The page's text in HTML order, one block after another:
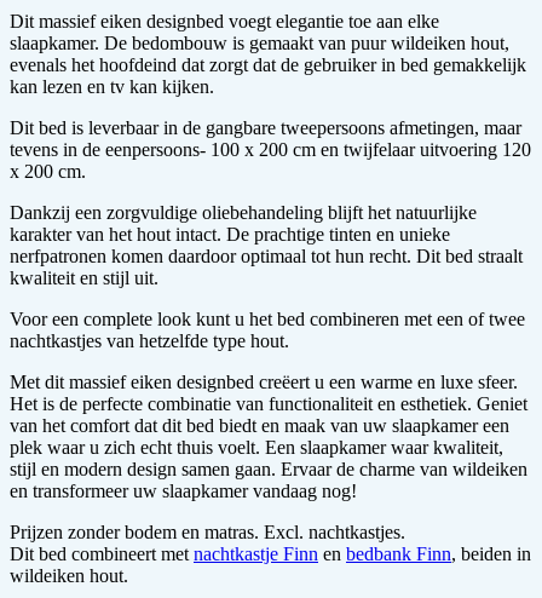
Dit massief eiken designbed voegt elegantie toe aan elke
slaapkamer. De bedombouw is gemaakt van puur wildeiken hout,
evenals het hoofdeind dat zorgt dat de gebruiker in bed gemakkelijk
kan lezen en tv kan kijken.
Dit bed is leverbaar in de gangbare tweepersoons afmetingen, maar
tevens in de eenpersoons- 100 x 200 cm en twijfelaar uitvoering 120
x 200 cm.
Dankzij een zorgvuldige oliebehandeling blijft het natuurlijke
karakter van het hout intact. De prachtige tinten en unieke
nerfpatronen komen daardoor optimaal tot hun recht. Dit bed straalt
kwaliteit en stijl uit.
Voor een complete look kunt u het bed combineren met een of twee
nachtkastjes van hetzelfde type hout.
Met dit massief eiken designbed creëert u een warme en luxe sfeer.
Het is de perfecte combinatie van functionaliteit en esthetiek. Geniet
van het comfort dat dit bed biedt en maak van uw slaapkamer een
plek waar u zich echt thuis voelt. Een slaapkamer waar kwaliteit,
stijl en modern design samen gaan. Ervaar de charme van wildeiken
en transformeer uw slaapkamer vandaag nog!
Prijzen zonder bodem en matras. Excl. nachtkastjes.
Dit bed combineert met nachtkastje Finn en bedbank Finn, beiden in
wildeiken hout.